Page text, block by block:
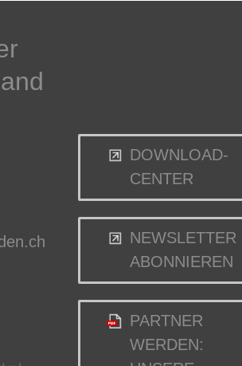
n ch
DOWNLOAD-
CENTER
NEWSLETTER
ABONNIEREN
PARTNER
WERDEN: